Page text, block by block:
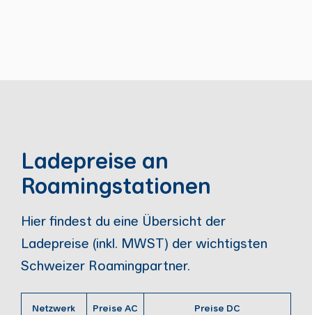
Ladepreise an
Roamingstationen
Hier findest du eine Übersicht der
Ladepreise (inkl. MWST) der wichtigsten
Schweizer Roamingpartner.
Netzwerk Preise AC Preise DC